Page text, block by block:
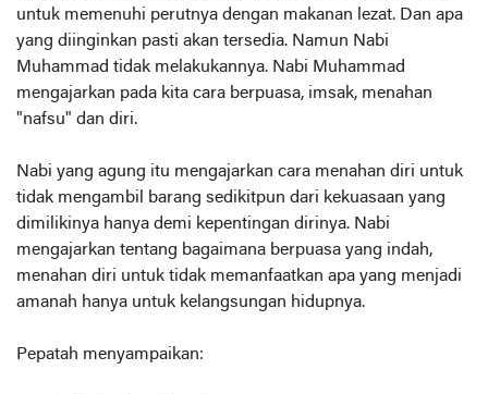
untuk memenuhi perutnya dengan makanan lezat. Dan apa
yang diinginkan pasti akan tersedia. Namun Nabi
Muhammad tidak melakukannya. Nabi Muhammad
mengajarkan pada kita cara berpuasa, imsak, menahan
"nafsu" dan diri.
Nabi yang agung itu mengajarkan cara menahan diri untuk
tidak mengambil barang sedikitpun dari kekuasaan yang
dimilikinya hanya demi kepentingan dirinya. Nabi
mengajarkan tentang bagaimana berpuasa yang indah,
menahan diri untuk tidak memanfaatkan apa yang menjadi
amanah hanya untuk kelangsungan hidupnya.
Pepatah menyampaikan: